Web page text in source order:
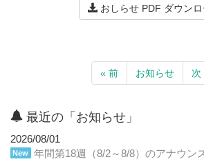
おしらせ PDF ダウンロ
« 前 お知らせ 次
最近の「お知らせ」
2026/08/01
New
年間第18週（8/2～8/8）のアナウン